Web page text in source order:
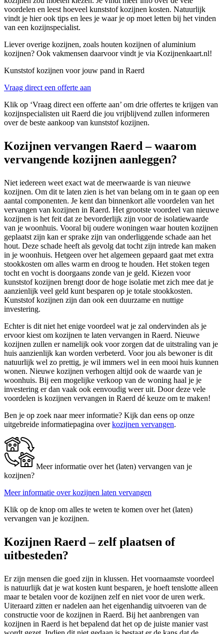
voordelen en leest hoeveel kunststof kozijnen kosten. Natuurlijk
vindt je hier ook tips en lees je waar je op moet letten bij het vinden
van een kozijnspecialist.
Liever overige kozijnen, zoals houten kozijnen of aluminium
kozijnen? Ook vakmensen daarvoor vindt je via Kozijnenkaart.nl!
Kunststof kozijnen voor jouw pand in Raerd
Vraag direct een offerte aan
Klik op ‘Vraag direct een offerte aan’ om drie offertes te krijgen van
kozijnspecialisten uit Raerd die jou vrijblijvend zullen informeren
over de beste aankoop van kunststof kozijnen.
Kozijnen vervangen Raerd – waarom
vervangende kozijnen aanleggen?
Niet iedereen weet exact wat de meerwaarde is van nieuwe
kozijnen. Om dit te laten zien is het van belang om in te gaan op een
aantal componenten. Je kent dan binnenkort alle voordelen van het
vervangen van kozijnen in Raerd. Het grootste voordeel van nieuwe
kozijnen is het feit dat ze bevorderlijk zijn voor de isolatiewaarde
van je woonhuis. Vooral bij oudere woningen waar houten kozijnen
geplaatst zijn kan er sprake zijn van onderliggende schade aan het
hout. Deze schade heeft als gevolg dat tocht zijn intrede kan maken
in je woonhuis. Hetgeen over het algemeen gepaard gaat met extra
stookkosten om alles warm en droog te houden. Het stoken tegen
tocht en vocht is doorgaans zonde van je geld. Kiezen voor
kunststof kozijnen brengt door de hoge isolatie met zich mee dat je
aanzienlijk veel geld kunt besparen op je totale stookkosten.
Kunststof kozijnen zijn dan ook een duurzame en nuttige
investering.
Echter is dit niet het enige voordeel wat je zal ondervinden als je
ervoor kiest om kozijnen te laten vervangen in Raerd. Nieuwe
kozijnen zullen er namelijk ook voor zorgen dat de uitstraling van je
huis aanzienlijk kan worden verbeterd. Voor jou als bewoner is dit
natuurlijk wel zo prettig, je wil immers wel in een mooi huis kunnen
wonen. Nieuwe kozijnen verhogen altijd ook de waarde van je
woonhuis. Bij een mogelijke verkoop van de woning haal je je
investering er dan vaak ook eenvoudig weer uit. Door deze vele
voordelen is kozijnen vervangen in Raerd dé keuze om te maken!
Ben je op zoek naar meer informatie? Kijk dan eens op onze
uitgebreide informatiepagina overkozijnen vervangen.
Meer informatie over het (laten) vervangen van je
kozijnen?
Meer informatie over kozijnen laten vervangen
Klik op de knop om alles te weten te komen over het (laten)
vervangen van je kozijnen.
Kozijnen Raerd – zelf plaatsen of
uitbesteden?
Er zijn mensen die goed zijn in klussen. Het voornaamste voordeel
is natuurlijk dat je wat kosten kunt besparen, je hoeft tenslotte alleen
maar te betalen voor de kozijnen zelf en niet voor de uren werk.
Uiteraard zitten er nadelen aan het eigenhandig uitvoeren van de
constructie voor de kozijnen in Raerd. Bij het aanbrengen van
kozijnen in Raerd is het bepalend dat het op de juiste manier vast